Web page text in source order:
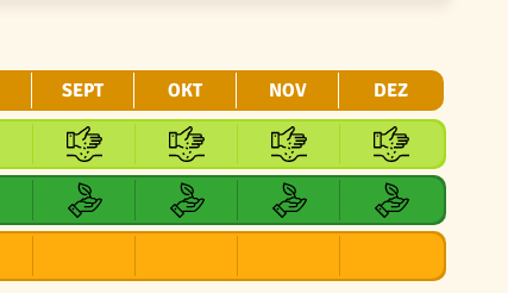
SEPT OKT NOV DEZ